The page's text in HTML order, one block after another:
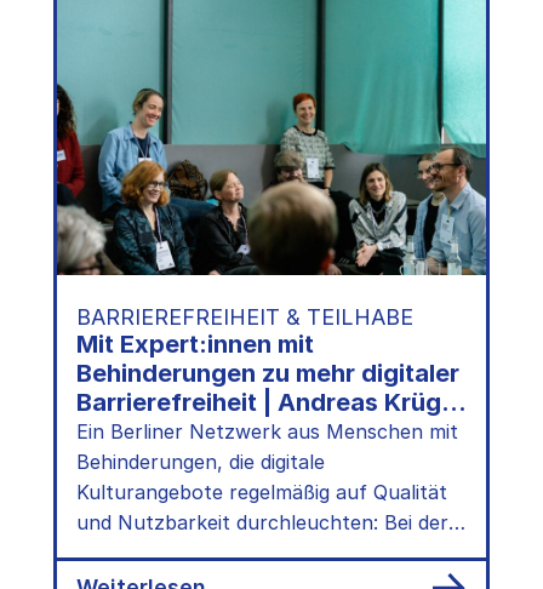
Bedürfnisse
mitdenken
dem
Oktokit
|
kulturBdigital-
Konferenz
2024
BARRIEREFREIHEIT & TEILHABE
Mit Expert:innen mit
Behinderungen zu mehr digitaler
Barrierefreiheit | Andreas Krüger
& Marie Lampe auf der
kulturBdigital-Konferenz 2024
Ein Berliner Netzwerk aus Menschen mit
Behinderungen, die digitale
Kulturangebote regelmäßig auf Qualität
und Nutzbarkeit durchleuchten: Bei der
kulturBdigital-Konferenz 2024 kam diese
Idee auf den…